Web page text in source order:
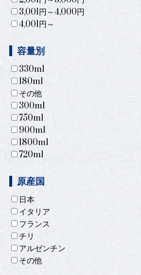
3,001円～4,000円
4,001円～
容量別
330ml
180ml
その他
300ml
750ml
900ml
1800ml
720ml
原産国
日本
イタリア
フランス
チリ
アルゼンチン
その他